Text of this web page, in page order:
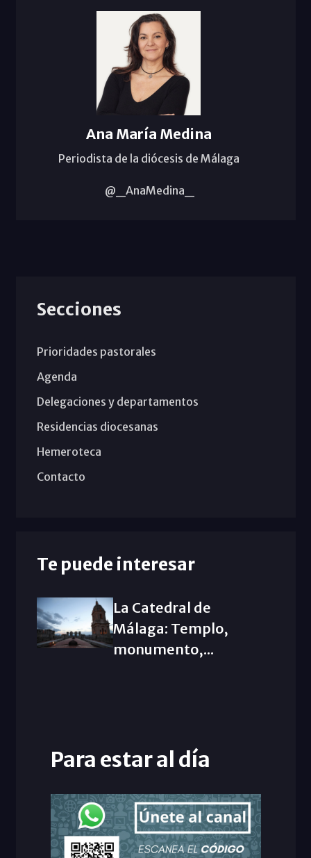
Ana María Medina
Periodista de la diócesis de Málaga
@_AnaMedina_
Secciones
Prioridades pastorales
Agenda
Delegaciones y departamentos
Residencias diocesanas
Hemeroteca
Contacto
Te puede interesar
La Catedral de
Málaga: Templo,
monumento,...
Para estar al día